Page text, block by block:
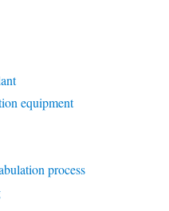
equipment
process